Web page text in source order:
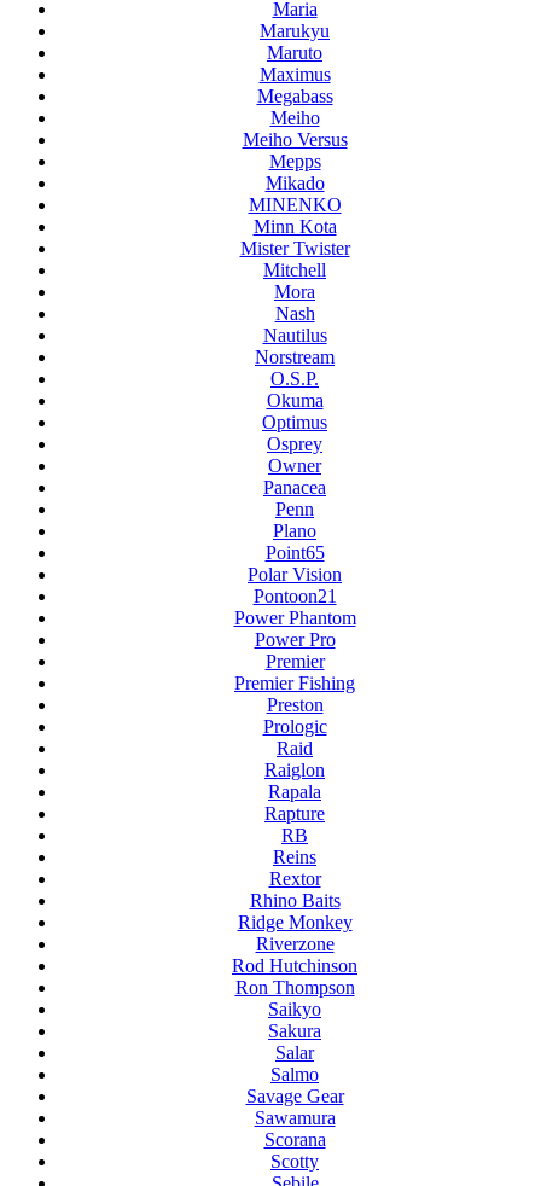
Maria
Marukyu
Maruto
Maximus
Megabass
Meiho
Meiho Versus
Mepps
Mikado
MINENKO
Minn Kota
Mister Twister
Mitchell
Mora
Nash
Nautilus
Norstream
O.S.P.
Okuma
Optimus
Osprey
Owner
Panacea
Penn
Plano
Point65
Polar Vision
Pontoon21
Power Phantom
Power Pro
Premier
Premier Fishing
Preston
Prologic
Raid
Raiglon
Rapala
Rapture
RB
Reins
Rextor
Rhino Baits
Ridge Monkey
Riverzone
Rod Hutchinson
Ron Thompson
Saikyo
Sakura
Salar
Salmo
Savage Gear
Sawamura
Scorana
Scotty